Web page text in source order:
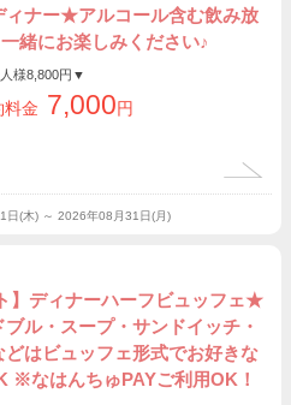
ィナー★アルコール含む飲み放
緒にお楽しみください♪
様8,800円 ▼
料金 7,000円
日(木) ～ 2026年08月31日(月)
】ディナーハーフビュッフェ★
ル・スープ・サンドイッチ・
はビュッフェ形式でお好きな
※なはんちゅPAYご利用OK！